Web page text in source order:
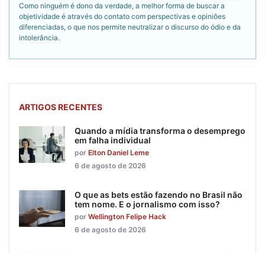
Como ninguém é dono da verdade, a melhor forma de buscar a
objetividade é através do contato com perspectivas e opiniões
diferenciadas, o que nos permite neutralizar o discurso do ódio e da
intolerância.
ARTIGOS RECENTES
Quando a mídia transforma o desemprego
em falha individual
por Elton Daniel Leme
6 de agosto de 2026
O que as bets estão fazendo no Brasil não
tem nome. E o jornalismo com isso?
por Wellington Felipe Hack
6 de agosto de 2026